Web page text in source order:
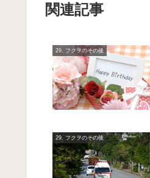
関連記事
29. フクヲのその後
29. フクヲのその後